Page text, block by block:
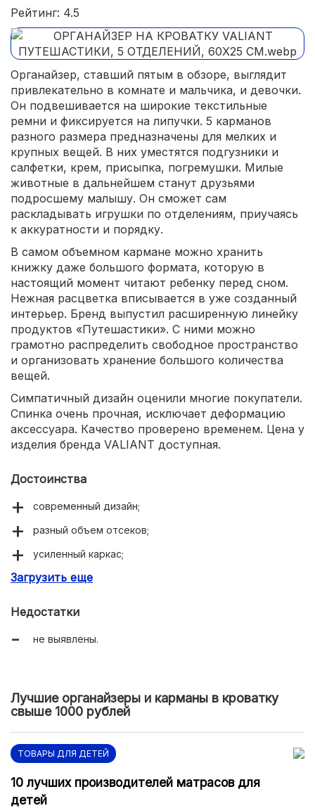
Рейтинг: 4.5
Органайзер, ставший пятым в обзоре, выглядит
привлекательно в комнате и мальчика, и девочки.
Он подвешивается на широкие текстильные
ремни и фиксируется на липучки. 5 карманов
разного размера предназначены для мелких и
крупных вещей. В них уместятся подгузники и
салфетки, крем, присыпка, погремушки. Милые
животные в дальнейшем станут друзьями
подросшему малышу. Он сможет сам
раскладывать игрушки по отделениям, приучаясь
к аккуратности и порядку.
В самом объемном кармане можно хранить
книжку даже большого формата, которую в
настоящий момент читают ребенку перед сном.
Нежная расцветка вписывается в уже созданный
интерьер. Бренд выпустил расширенную линейку
продуктов «Путешастики». С ними можно
грамотно распределить свободное пространство
и организовать хранение большого количества
вещей.
Симпатичный дизайн оценили многие покупатели.
Спинка очень прочная, исключает деформацию
аксессуара. Качество проверено временем. Цена у
изделия бренда VALIANT доступная.
Достоинства
современный дизайн;
разный объем отсеков;
усиленный каркас;
прочные петли для фиксации;
Загрузить еще
Недостатки
не выявлены.
Лучшие органайзеры и карманы в кроватку
свыше 1000 рублей
ТОВАРЫ ДЛЯ ДЕТЕЙ
10 лучших производителей матрасов для
детей